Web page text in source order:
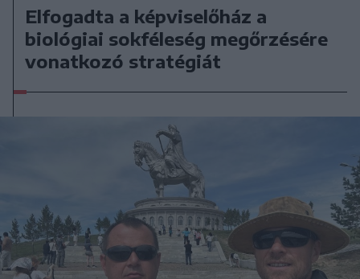
Elfogadta a képviselőház a
biológiai sokféleség megőrzésére
vonatkozó stratégiát